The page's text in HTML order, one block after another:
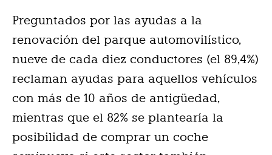
Preguntados por las ayudas a la
renovación del parque automovilístico,
nueve de cada diez conductores (el 89,4%)
reclaman ayudas para aquellos vehículos
con más de 10 años de antigüedad,
mientras que el 82% se plantearía la
posibilidad de comprar un coche